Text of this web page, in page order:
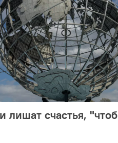
лишат счастья,